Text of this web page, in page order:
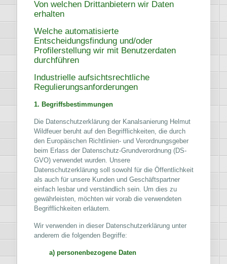
Von welchen Drittanbietern wir Daten
erhalten
Welche automatisierte
Entscheidungsfindung und/oder
Profilerstellung wir mit Benutzerdaten
durchführen
Industrielle aufsichtsrechtliche
Regulierungsanforderungen
1. Begriffsbestimmungen
Die Datenschutzerklärung der Kanalsanierung Helmut
Wildfeuer beruht auf den Begrifflichkeiten, die durch
den Europäischen Richtlinien- und Verordnungsgeber
beim Erlass der Datenschutz-Grundverordnung (DS-
GVO) verwendet wurden. Unsere
Datenschutzerklärung soll sowohl für die Öffentlichkeit
als auch für unsere Kunden und Geschäftspartner
einfach lesbar und verständlich sein. Um dies zu
gewährleisten, möchten wir vorab die verwendeten
Begrifflichkeiten erläutern.
Wir verwenden in dieser Datenschutzerklärung unter
anderem die folgenden Begriffe:
a) personenbezogene Daten